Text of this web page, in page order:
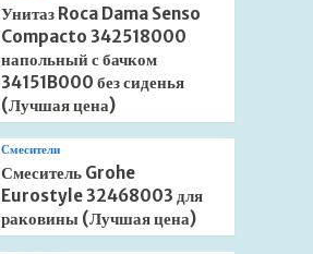
Унитаз Roca Dama Senso
Compacto 342518000
напольный с бачком
34151B000 без сиденья
(Лучшая цена)
Смесители
Смеситель Grohe
Eurostyle 32468003 для
раковины (Лучшая цена)